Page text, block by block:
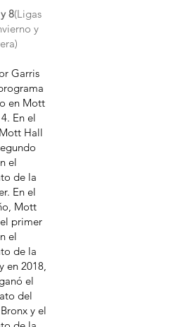
8(Ligas
y
Garris
en Mott
En el
Hall
el
de la
En el
Mott
primer
el
de la
en 2018,
el
del
y el